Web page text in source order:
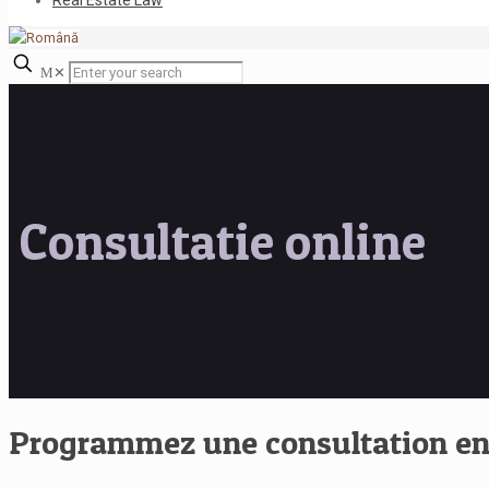
✕
Consultatie online
Programmez une consultation